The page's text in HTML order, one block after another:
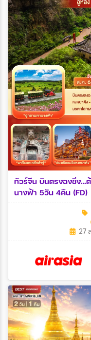
ทัวร์จีน บินตรงฉงชิ่ง…
นางฟ้า 5วัน 4คืน (FD)
27